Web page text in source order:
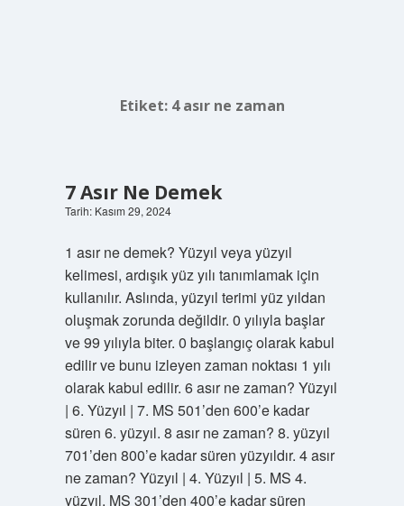
Etiket: 4 asır ne zaman
7 Asır Ne Demek
Tarih: Kasım 29, 2024
1 asır ne demek? Yüzyıl veya yüzyıl
kelimesi, ardışık yüz yılı tanımlamak için
kullanılır. Aslında, yüzyıl terimi yüz yıldan
oluşmak zorunda değildir. 0 yılıyla başlar
ve 99 yılıyla biter. 0 başlangıç ​​olarak kabul
edilir ve bunu izleyen zaman noktası 1 yılı
olarak kabul edilir. 6 asır ne zaman? Yüzyıl
| 6. Yüzyıl | 7. MS 501’den 600’e kadar
süren 6. yüzyıl. 8 asır ne zaman? 8. yüzyıl
701’den 800’e kadar süren yüzyıldır. 4 asır
ne zaman? Yüzyıl | 4. Yüzyıl | 5. MS 4.
yüzyıl, MS 301’den 400’e kadar süren